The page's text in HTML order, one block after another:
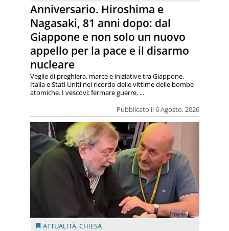
Anniversario. Hiroshima e
Nagasaki, 81 anni dopo: dal
Giappone e non solo un nuovo
appello per la pace e il disarmo
nucleare
Pubblicato il 6 Agosto, 2026
Veglie di preghiera, marce e iniziative tra Giappone,
Italia e Stati Uniti nel ricordo delle vittime delle bombe
atomiche. I vescovi: fermare guerre, ...
ATTUALITÀ,CHIESA